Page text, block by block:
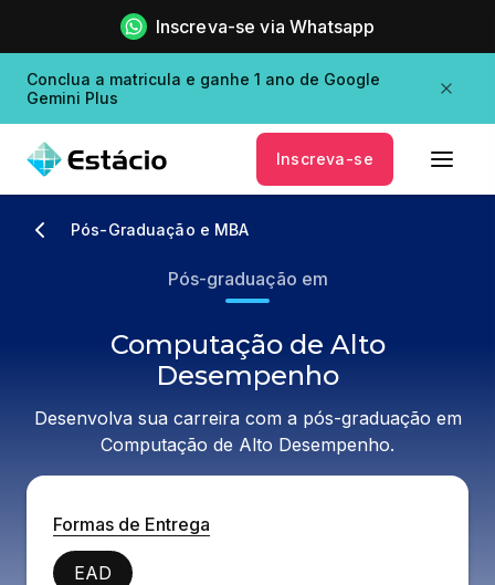
Inscreva-se via Whatsapp
Conclua a matricula e ganhe 1 ano de Google
Gemini Plus
Inscreva-se
Pós-Graduação e MBA
Pós-graduação em
Computação de Alto
Desempenho
Desenvolva sua carreira com a pós-graduação em
Computação de Alto Desempenho.
Formas de Entrega
EAD